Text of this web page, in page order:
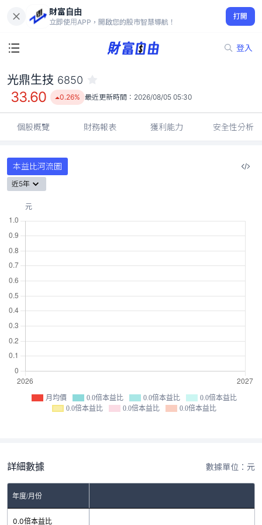
財富自由
立即使用APP，開啟您的股市智慧導航！
打開
登入
33.60
0.26%
光鼎生技 6850
33.60 0.26% 最近更新時間： 2026/08/05 05:30
個股概覽 財務報表 獲利能力 安全性分析
本益比河流圖
近5年
月均價 0.0倍本益比 0.0倍本益比
0.0倍本益比
0.0倍本益比
0.0倍本益比 0.0倍本益比
詳細數據 數據單位：元
年度/月份
0.0倍本益比